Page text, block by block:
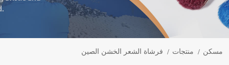
مسكن منتجات فرشاة الشعر الخشن الصين